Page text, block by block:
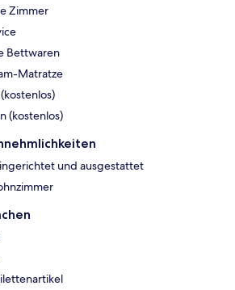
Zimmer
Bettwaren
Matratze
(kostenlos)
und ausgestattet